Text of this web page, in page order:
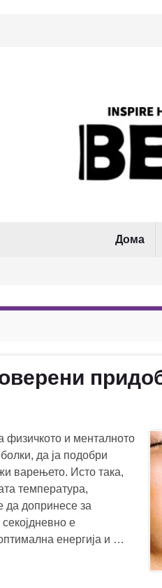
Дома
физичкото и менталното
да ја подобри
варењето. Исто така,
температура,
допринесе за
е
енергија и …